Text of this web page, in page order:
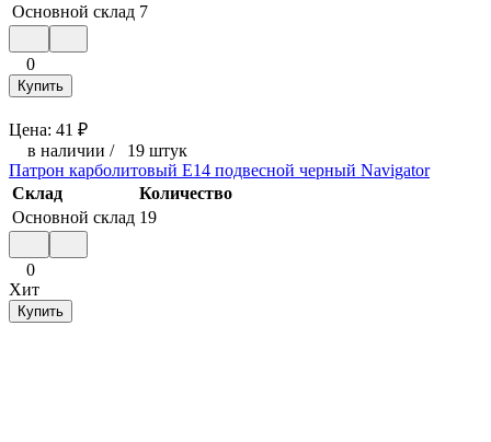
Основной склад 7
0
Купить
Цена: 41 ₽
в наличии / 19 штук
Патрон карболитовый Е14 подвесной черный Navigator
Склад
Количество
Основной склад 19
0
Хит
Купить